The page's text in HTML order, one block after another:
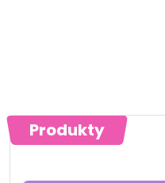
Produkty